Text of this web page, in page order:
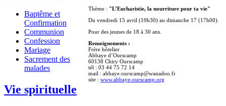
Baptême et
Confirmation
Communion
Confession
Mariage
Sacrement des
malades
Vie spirituelle
Thème : "L’Eucharistie, la nourriture pour ta vie"
Du vendredi 15 avril (19h30) au dimanche 17 (17h00).
Pour des jeunes de 18 à 30 ans.
Renseignements :
Frère hôtelier
Abbaye d’Ourscamp
60138 Chiry Ourscamp
tél : 03 44 75 72 14
mail : abbaye.ourscamp@wanadoo.fr
site : www.abbaye-ourscamp.org